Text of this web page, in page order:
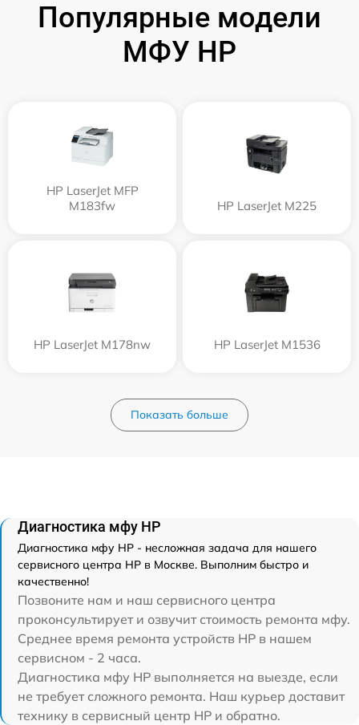
Популярные модели
МФУ HP
HP LaserJet MFP
M183fw
HP LaserJet M225
HP LaserJet M178nw HP LaserJet M1536
Показать больше
Диагностика мфу HP
Диагностика мфу HP - несложная задача для нашего
сервисного центра HP в Москве. Выполним быстро и
качественно!
Позвоните нам и наш сервисного центра
проконсультирует и озвучит стоимость ремонта мфу.
Среднее время ремонта устройств HP в нашем
сервисном - 2 часа.
Диагностика мфу HP выполняется на выезде, если
не требует сложного ремонта. Наш курьер доставит
технику в сервисный центр HP и обратно.